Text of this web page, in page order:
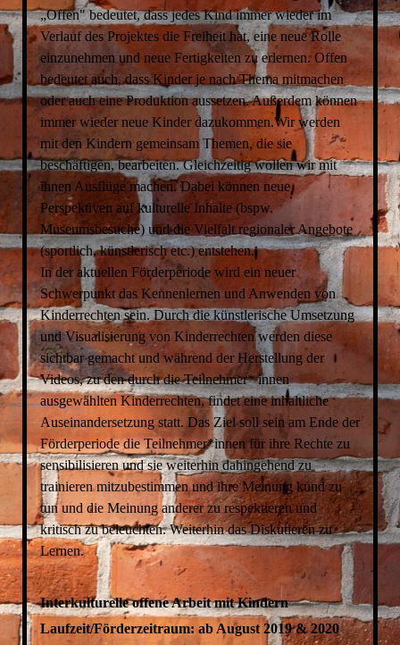
„Offen" bedeutet, dass jedes Kind immer wieder im
Verlauf des Projektes die Freiheit hat, eine neue Rolle
einzunehmen und neue Fertigkeiten zu erlernen. Offen
bedeutet auch, dass Kinder je nach Thema mitmachen
oder auch eine Produktion aussetzen. Außerdem können
immer wieder neue Kinder dazukommen.Wir werden
mit den Kindern gemeinsam Themen, die sie
beschäftigen, bearbeiten. Gleichzeitig wollen wir mit
ihnen Ausflüge machen. Dabei können neue
Perspektiven auf kulturelle Inhalte (bspw.
Museumsbesuche) und die Vielfalt regionaler Angebote
(sportlich, künstlerisch etc.) entstehen.
In der aktuellen Förderperiode wird ein neuer
Schwerpunkt das Kennenlernen und Anwenden von
Kinderrechten sein. Durch die künstlerische Umsetzung
und Visualisierung von Kinderrechten werden diese
sichtbar gemacht und während der Herstellung der
Videos, zu den durch die Teilnehmer* innen
ausgewählten Kinderrechten, findet eine inhaltliche
Auseinandersetzung statt. Das Ziel soll sein am Ende der
Förderperiode die Teilnehmer*innen für ihre Rechte zu
sensibilisieren und sie weiterhin dahingehend zu
trainieren mitzubestimmen und ihre Meinung kund zu
tun und die Meinung anderer zu respektieren und
kritisch zu beleuchten. Weiterhin das Diskutieren zu
Lernen.
Interkulturelle offene Arbeit mit Kindern
Laufzeit/Förderzeitraum: ab August 2019 & 2020